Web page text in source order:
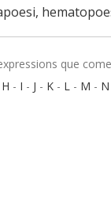
que
H - I - J - K - L - M - N